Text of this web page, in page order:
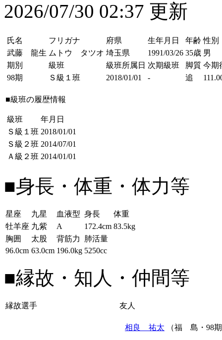
2026/07/30 02:37 更新
氏名 フリガナ 府県 生年月日 年齢 性別
武藤 龍生 ムトウ タツオ 埼玉県 1991/03/26 35歳 男
期別
級班 級班所属日 次期級班 脚質 今期
98期
Ｓ級１班 2018/01/01 - 追
■級班の履歴情報
級班
年月日
Ｓ級１班 2018/01/01
Ｓ級２班 2014/07/01
Ａ級２班 2014/01/01
■身長・体重・体力等
星座 九星 血液型 身長
体重
牡羊座 九紫 A 172.4cm 83.5kg
胸囲
太股 背筋力
肺活量
96.0cm 63.0cm 196.0kg 5250cc
■縁故・知人・仲間等
縁故選手 友人
相良 祐太 （福 島・98